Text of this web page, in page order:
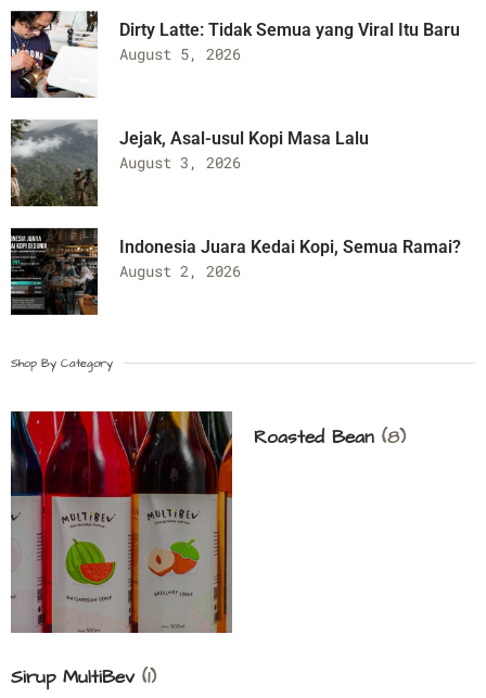
Dirty Latte: Tidak Semua yang Viral Itu Baru
August 5, 2026
Jejak, Asal-usul Kopi Masa Lalu
August 3, 2026
Indonesia Juara Kedai Kopi, Semua Ramai?
August 2, 2026
Shop By Category
Sirup MultiBev (1)
Roasted Bean (8)